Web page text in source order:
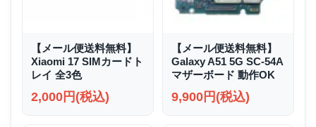
【メール便送料無料】
Xiaomi 17 SIMカードト
レイ 全3色
2,000円(税込)
【メール便送料無料】
Galaxy A51 5G SC-54A
マザーボード 動作OK
9,900円(税込)